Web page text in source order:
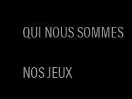
QUI NOUS SOMMES
NOS JEUX